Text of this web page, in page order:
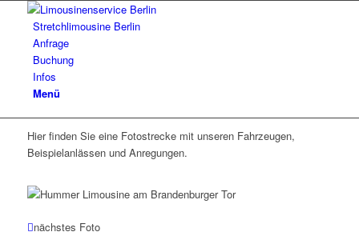
Stretchlimousine Berlin
Anfrage
Buchung
Infos
Menü
Hier finden Sie eine Fotostrecke mit unseren Fahrzeugen,
Beispielanlässen und Anregungen.
nächstes Foto